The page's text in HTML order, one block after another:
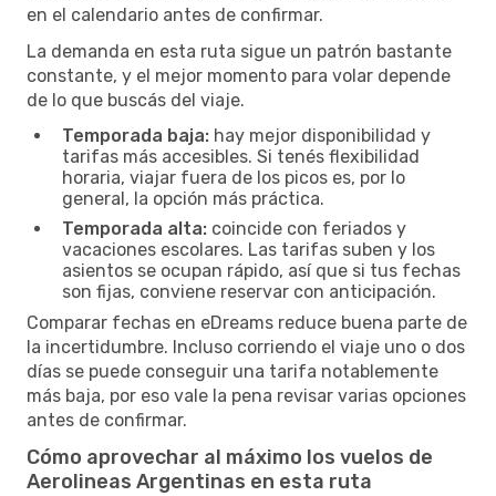
en el calendario antes de confirmar.
La demanda en esta ruta sigue un patrón bastante
constante, y el mejor momento para volar depende
de lo que buscás del viaje.
Temporada baja: hay mejor disponibilidad y
tarifas más accesibles. Si tenés flexibilidad
horaria, viajar fuera de los picos es, por lo
general, la opción más práctica.
Temporada alta: coincide con feriados y
vacaciones escolares. Las tarifas suben y los
asientos se ocupan rápido, así que si tus fechas
son fijas, conviene reservar con anticipación.
Comparar fechas en eDreams reduce buena parte de
la incertidumbre. Incluso corriendo el viaje uno o dos
días se puede conseguir una tarifa notablemente
más baja, por eso vale la pena revisar varias opciones
antes de confirmar.
Cómo aprovechar al máximo los vuelos de
Aerolineas Argentinas en esta ruta